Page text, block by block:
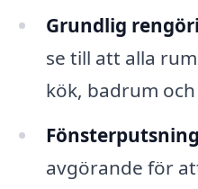
Grundlig
se till att alla
kök, badrum
avgörande för